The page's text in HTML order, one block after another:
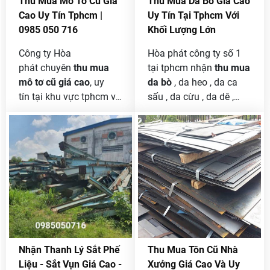
những sản phẩm nhỏ
đòi hỏi phải có độ chính
xác cao nên máy tiện
không thể thiếu được
trong nghành chế tạo
máy .
Cao Uy Tín Tphcm |
0985 050 716
Công ty Hòa
phát chuyên thu mua
mô tơ cũ giá cao, uy
tín tại khu vực tphcm và
tôi sẽ ưu tiên việc Thu
mua mô tơ cũ, hỏng đã
qua sử dụng là một
trong những dịch vụ
được chú trọng trong
ngành tái chế và bảo vệ
môi trường. Mô tơ là
một trong những thiết bị
điện được sử dụng rộng
rãi trong các ứng dụng
Uy Tín Tại Tphcm Với
Khối Lượng Lớn
Hòa phát công ty số 1
tại tphcm nhận thu mua
da bò , da heo , da ca
sấu , da cừu , da dê ,
lớn giá cao . công ty
chúng tôi chuyên nhận
thanh lý da bò tồn kho
của các cơ sở , doanh
nghiệp , hay công ty làm
giầy da , túi xách , làm
sa lông thanh lý .
Nhận Thanh Lý Sắt Phế
Liệu - Sắt Vụn Giá Cao -
Thu Mua Tôn Cũ Nhà
Xưởng Giá Cao Và Uy